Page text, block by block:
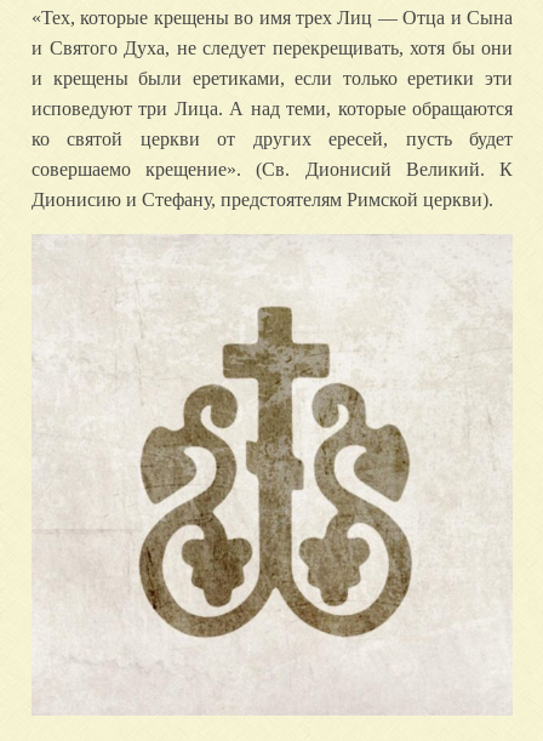
«Тех, которые крещены во имя трех Лиц — Отца и Сына
и Святого Духа, не следует перекрещивать, хотя бы они
и крещены были еретиками, если только еретики эти
исповедуют три Лица. А над теми, которые обращаются
ко святой церкви от других ересей, пусть будет
совершаемо крещение». (Св. Дионисий Великий. К
Дионисию и Стефану, предстоятелям Римской церкви).